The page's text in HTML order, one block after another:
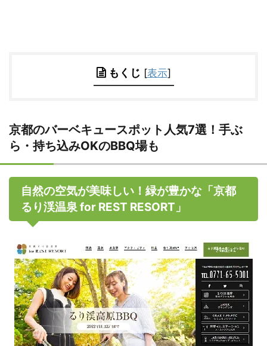
もくじ [表示]
京都のバーベキュースポット人気7選！手ぶ
ら・持ち込みOKのBBQ場も
自然の空気が美味しい！緑が豊かな「京都
るり渓温泉 for REST RESORT」